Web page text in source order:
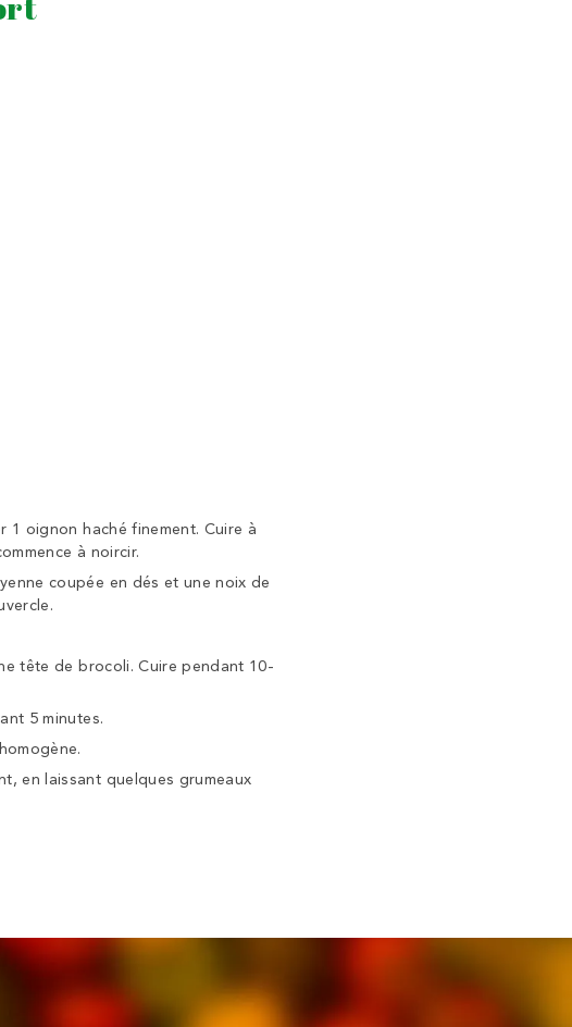
1 oignon haché finement. Cuire à
à noircir.
coupée en dés et une noix de
tête de brocoli. Cuire pendant 10-
5 minutes.
en laissant quelques grumeaux